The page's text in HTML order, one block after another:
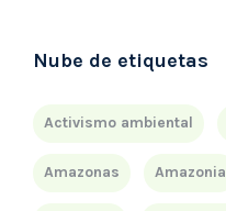
Nube de etiquetas
Activismo ambiental
Amazonas Amazonia